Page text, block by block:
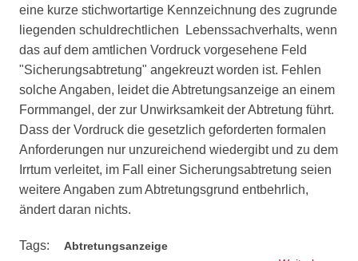
eine kurze stichwortartige Kennzeichnung des zugrunde
liegenden schuldrechtlichen Lebenssachverhalts, wenn
das auf dem amtlichen Vordruck vorgesehene Feld
"Sicherungsabtretung" angekreuzt worden ist. Fehlen
solche Angaben, leidet die Abtretungsanzeige an einem
Formmangel, der zur Unwirksamkeit der Abtretung führt.
Dass der Vordruck die gesetzlich geforderten formalen
Anforderungen nur unzureichend wiedergibt und zu dem
Irrtum verleitet, im Fall einer Sicherungsabtretung seien
weitere Angaben zum Abtretungsgrund entbehrlich,
ändert daran nichts.
Tags: Abtretungsanzeige